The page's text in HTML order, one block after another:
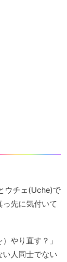
ウチェ(Uche)で
先に気付いて
やり直す？」
い人同士でない